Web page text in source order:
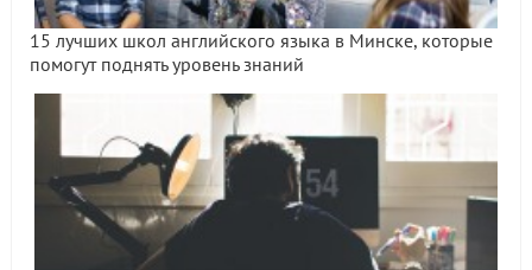
15 лучших школ английского языка в Минске, которые
помогут поднять уровень знаний